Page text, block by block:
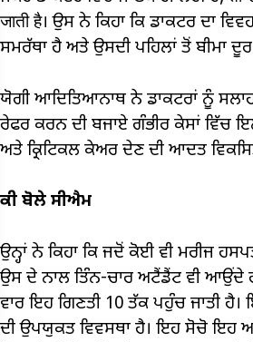
जाती है। ਉਸ ਨੇ ਕਿਹਾ ਕਿ ਡਾਕਟਰ ਦਾ
ਸਮਰੱਥਾ ਹੈ ਅਤੇ ਉਸਦੀ ਪਹਿਲਾਂ ਤੋਂ ਬੀਮਾ
ਯੋਗੀ ਆਦਿਤਿਆਨਾਥ ਨੇ ਡਾਕਟਰਾਂ ਨੂੰ
ਰੇਫਰ ਕਰਨ ਦੀ ਬਜਾਏ ਗੰਭੀਰ ਕੇਸਾਂ ਵਿੱਚ
ਅਤੇ ਕ੍ਰਿਟਿਕਲ ਕੇਅਰ ਦੇਣ ਦੀ ਆਦਤ
ਕੀ ਬੋਲੇ ​​ਸੀਐਮ
ਉਨ੍ਹਾਂ ਨੇ ਕਿਹਾ ਕਿ ਜਦੋਂ ਕੋਈ ਵੀ ਮਰੀਜ
ਉਸ ਦੇ ਨਾਲ ਤਿੰਨ-ਚਾਰ ਅਟੈਂਡੈਂਟ ਵੀ ਆਉਂਦੇ
ਵਾਰ ਇਹ ਗਿਣਤੀ 10 ਤੱਕ ਪਹੁੰਚ ਜਾਤੀ ਹੈ।
ਦੀ ਉਪਯੁਕਤ ਵਿਵਸਥਾ ਹੈ। ਇਹ ਸੋਚੋ ਇਹ